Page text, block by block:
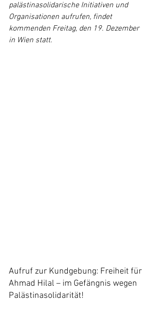
palästinasolidarische Initiativen und
Organisationen aufrufen, findet
kommenden Freitag, den 19. Dezember
in Wien statt.
Aufruf zur Kundgebung: Freiheit für
Ahmad Hilal – im Gefängnis wegen
Palästinasolidarität!